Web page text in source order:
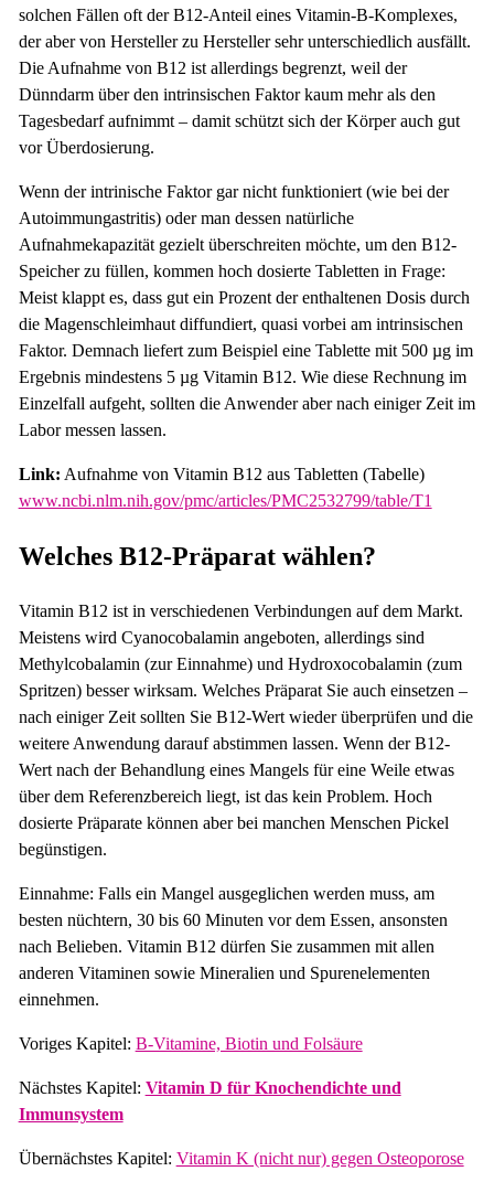
solchen Fällen oft der B12-Anteil eines Vitamin-B-Komplexes,
der aber von Hersteller zu Hersteller sehr unterschiedlich ausfällt.
Die Aufnahme von B12 ist allerdings begrenzt, weil der
Dünndarm über den intrinsischen Faktor kaum mehr als den
Tagesbedarf aufnimmt – damit schützt sich der Körper auch gut
vor Überdosierung.
Wenn der intrinische Faktor gar nicht funktioniert (wie bei der
Autoimmungastritis) oder man dessen natürliche
Aufnahmekapazität gezielt überschreiten möchte, um den B12-
Speicher zu füllen, kommen hoch dosierte Tabletten in Frage:
Meist klappt es, dass gut ein Prozent der enthaltenen Dosis durch
die Magenschleimhaut diffundiert, quasi vorbei am intrinsischen
Faktor. Demnach liefert zum Beispiel eine Tablette mit 500 µg im
Ergebnis mindestens 5 µg Vitamin B12. Wie diese Rechnung im
Einzelfall aufgeht, sollten die Anwender aber nach einiger Zeit im
Labor messen lassen.
Link: Aufnahme von Vitamin B12 aus Tabletten (Tabelle)
www.ncbi.nlm.nih.gov/pmc/articles/PMC2532799/table/T1
Welches B12-Präparat wählen?
Vitamin B12 ist in verschiedenen Verbindungen auf dem Markt.
Meistens wird Cyanocobalamin angeboten, allerdings sind
Methylcobalamin (zur Einnahme) und Hydroxocobalamin (zum
Spritzen) besser wirksam. Welches Präparat Sie auch einsetzen –
nach einiger Zeit sollten Sie B12-Wert wieder überprüfen und die
weitere Anwendung darauf abstimmen lassen. Wenn der B12-
Wert nach der Behandlung eines Mangels für eine Weile etwas
über dem Referenzbereich liegt, ist das kein Problem. Hoch
dosierte Präparate können aber bei manchen Menschen Pickel
begünstigen.
Einnahme: Falls ein Mangel ausgeglichen werden muss, am
besten nüchtern, 30 bis 60 Minuten vor dem Essen, ansonsten
nach Belieben. Vitamin B12 dürfen Sie zusammen mit allen
anderen Vitaminen sowie Mineralien und Spurenelementen
einnehmen.
Voriges Kapitel: B-Vitamine, Biotin und Folsäure
Nächstes Kapitel: Vitamin D für Knochendichte und
Immunsystem
Übernächstes Kapitel: Vitamin K (nicht nur) gegen Osteoporose